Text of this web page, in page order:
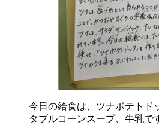
今日の給食は、ツナポテトド
タブルコーンスープ、牛乳で